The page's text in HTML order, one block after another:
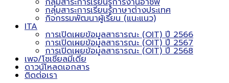
กลุ่มสาระการเรียนรู้ภาษาต่างประเทศ
กิจกรรมพัฒนาผู้เรียน (แนะแนว)
ITA
การเปิดเผยข้อมูลสาธารณะ (OIT) ปี 2566
การเปิดเผยข้อมูลสาธารณะ (OIT) ปี 2567
การเปิดเผยข้อมูลสาธารณะ (OIT) ปี 2568
เพจ/โซเชียลมีเดีย
ดาวน์โหลดเอกสาร
ติดต่อเรา